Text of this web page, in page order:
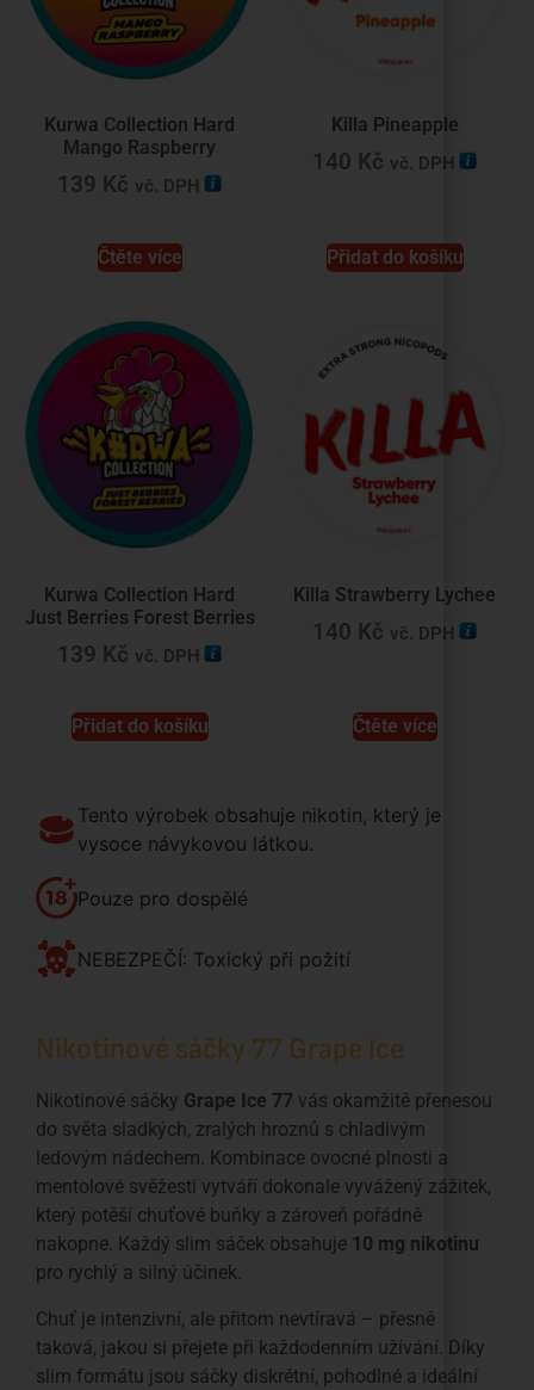
Kurwa Collection Hard
Mango Raspberry
139 Kč vč. DPH
Čtěte více
Killa Pineapple
140 Kč vč. DPH
Přidat do košíku
Kurwa Collection Hard
Just Berries Forest Berries
139 Kč vč. DPH
Přidat do košíku
Killa Strawberry Lychee
140 Kč vč. DPH
Čtěte více
Tento výrobek obsahuje nikotin, který je
vysoce návykovou látkou.
Pouze pro dospělé
NEBEZPEČÍ: Toxický při požití
Nikotinové sáčky 77 Grape Ice
Nikotinové sáčky Grape Ice 77 vás okamžitě přenesou
do světa sladkých, zralých hroznů s chladivým
ledovým nádechem. Kombinace ovocné plnosti a
mentolové svěžesti vytváří dokonale vyvážený zážitek,
který potěší chuťové buňky a zároveň pořádně
nakopne. Každý slim sáček obsahuje 10 mg nikotinu
pro rychlý a silný účinek.
Chuť je intenzivní, ale přitom nevtíravá – přesně
taková, jakou si přejete při každodenním užívání. Díky
slim formátu jsou sáčky diskrétní, pohodlné a ideální